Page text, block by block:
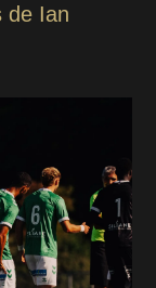
de Ian